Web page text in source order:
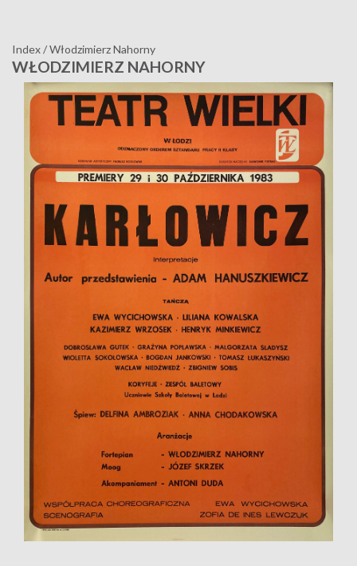
Index/Włodzimierz Nahorny
WŁODZIMIERZ NAHORNY